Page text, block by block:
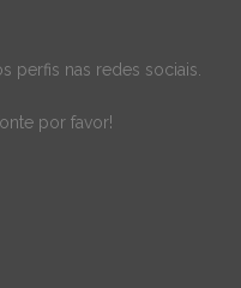
perfis nas redes sociais.
por favor!